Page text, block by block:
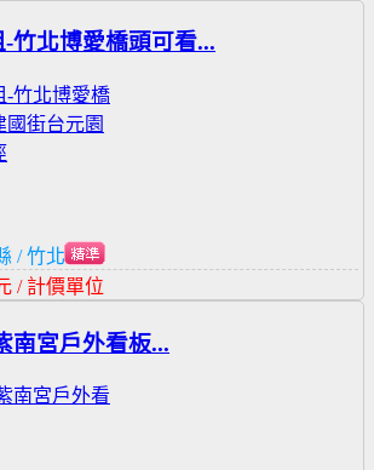
竹北博愛橋頭可看...
/ 竹北市
/ 計價單位
南宮戶外看板...